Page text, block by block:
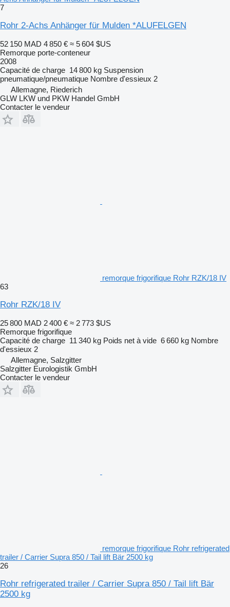
7
Rohr 2-Achs Anhänger für Mulden *ALUFELGEN
52 150 MAD 4 850 € ≈ 5 604 $US
Remorque porte-conteneur
2008
Capacité de charge 14 800 kg Suspension
pneumatique/pneumatique Nombre d'essieux 2
Allemagne, Riederich
GLW LKW und PKW Handel GmbH
Contacter le vendeur
remorque frigorifique Rohr RZK/18 IV
63
Rohr RZK/18 IV
25 800 MAD 2 400 € ≈ 2 773 $US
Remorque frigorifique
Capacité de charge 11 340 kg Poids net à vide 6 660 kg Nombre
d'essieux 2
Allemagne, Salzgitter
Salzgitter Eurologistik GmbH
Contacter le vendeur
remorque frigorifique Rohr refrigerated
trailer / Carrier Supra 850 / Tail lift Bär 2500 kg
26
Rohr refrigerated trailer / Carrier Supra 850 / Tail lift Bär
2500 kg